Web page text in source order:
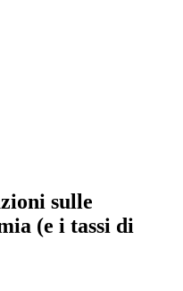
sulle
(e i tassi di